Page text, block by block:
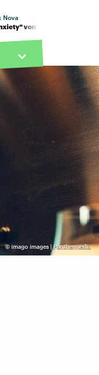
Nova
© imago images | Panthermedia